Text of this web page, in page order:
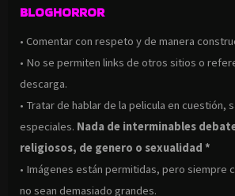
BLOGHORROR
• Comentar con respeto y de manera
• No se permiten links de otros sitios o
descarga.
• Tratar de hablar de la pelicula en cuestión,
especiales. Nada de interminables
religiosos, de genero o sexualidad *
• Imágenes están permitidas, pero siempre
no sean demasiado grandes.